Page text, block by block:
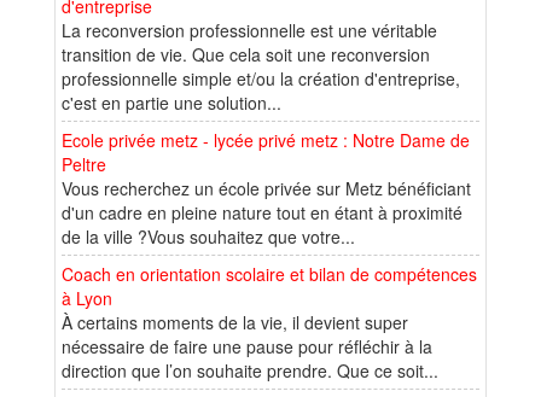
d'entreprise
La reconversion professionnelle est une véritable
transition de vie. Que cela soit une reconversion
professionnelle simple et/ou la création d'entreprise,
c'est en partie une solution...
Ecole privée metz - lycée privé metz : Notre Dame de
Peltre
Vous recherchez un école privée sur Metz bénéficiant
d'un cadre en pleine nature tout en étant à proximité
de la ville ?Vous souhaitez que votre...
Coach en orientation scolaire et bilan de compétences
à Lyon
À certains moments de la vie, il devient super
nécessaire de faire une pause pour réfléchir à la
direction que l’on souhaite prendre. Que ce soit...